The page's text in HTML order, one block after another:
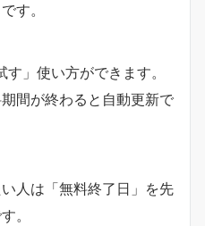
す。
」使い方ができます。
間が終わると自動更新で
人は「無料終了日」を先
。